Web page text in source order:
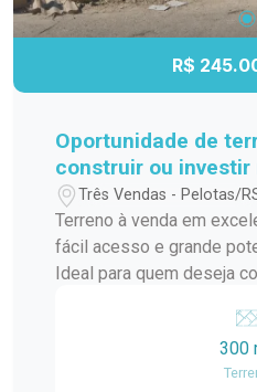
R$
Oportunidade de
construir ou investir
Três Vendas - Pelotas/
Terreno à venda em
fácil acesso e grande
Ideal para quem deseja
Ótima metragem
acesso a comércios,
300